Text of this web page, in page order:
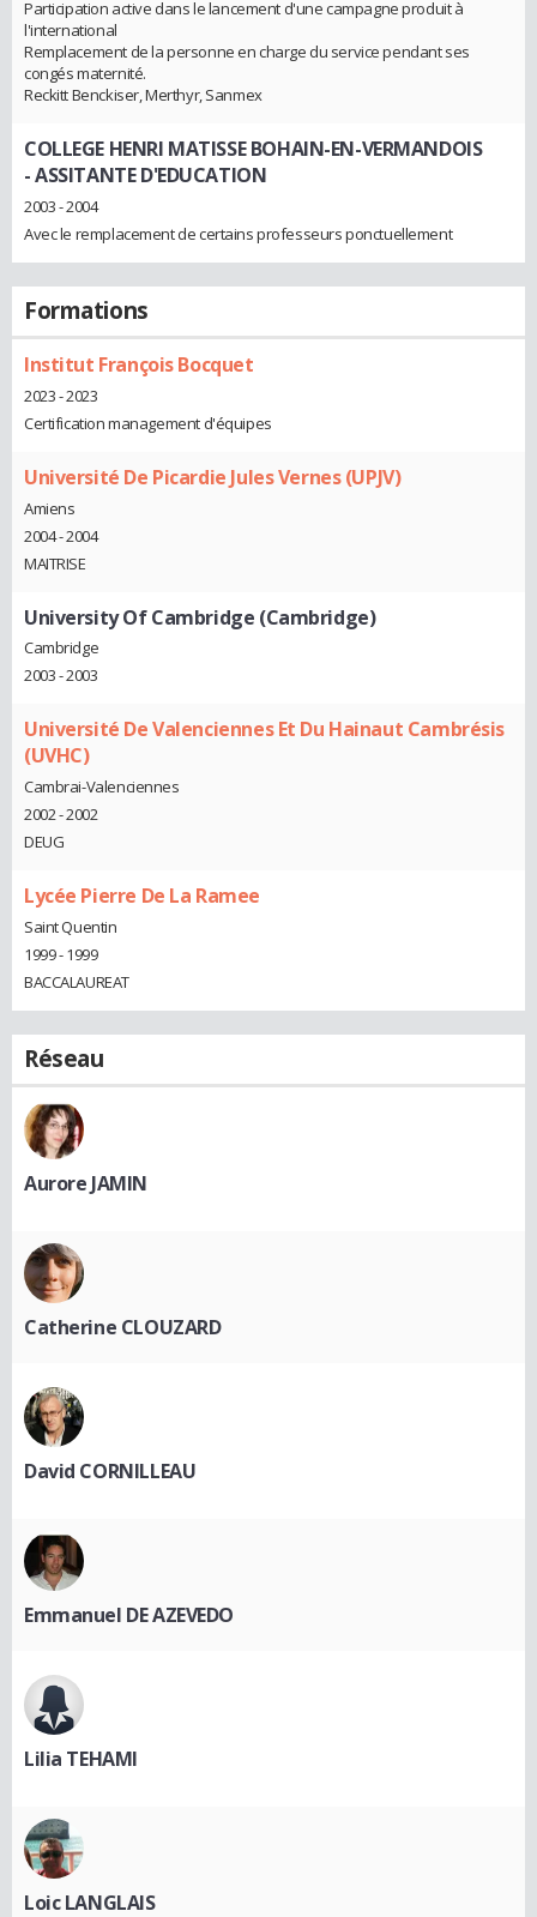
Participation active dans le lancement d'une campagne produit à
l'international
Remplacement de la personne en charge du service pendant ses
congés maternité.
Reckitt Benckiser, Merthyr, Sanmex
COLLEGE HENRI MATISSE BOHAIN-EN-VERMANDOIS
- ASSITANTE D'EDUCATION
2003 - 2004
Avec le remplacement de certains professeurs ponctuellement
Formations
Institut François Bocquet
2023 - 2023
Certification management d'équipes
Université De Picardie Jules Vernes (UPJV)
Amiens
2004 - 2004
MAITRISE
University Of Cambridge (Cambridge)
Cambridge
2003 - 2003
Université De Valenciennes Et Du Hainaut Cambrésis
(UVHC)
Cambrai-Valenciennes
2002 - 2002
DEUG
Lycée Pierre De La Ramee
Saint Quentin
1999 - 1999
BACCALAUREAT
Réseau
Aurore JAMIN
Catherine CLOUZARD
David CORNILLEAU
Emmanuel DE AZEVEDO
Lilia TEHAMI
Loic LANGLAIS